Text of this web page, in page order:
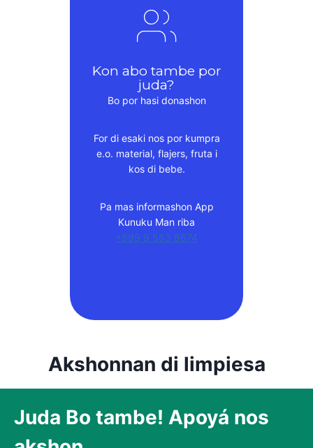
Kon abo tambe por
juda?
Bo por hasi donashon
For di esaki nos por kumpra
e.o. material, flajers, fruta i
kos di bebe.
Pa mas informashon App
Kunuku Man riba
+599 9 563 8674
Akshonnan di limpiesa
Juda Bo tambe! Apoyá nos